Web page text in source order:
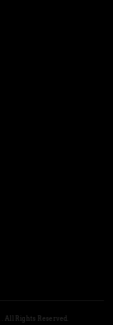
. All Rights Reserved.